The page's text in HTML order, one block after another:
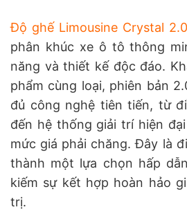
Độ ghế Limousine Crystal
phân khúc xe ô tô thông
năng và thiết kế độc đáo.
phẩm cùng loại, phiên bản
đủ công nghệ tiên tiến, từ
đến hệ thống giải trí hiện
mức giá phải chăng. Đây là
thành một lựa chọn hấp
kiếm sự kết hợp hoàn hảo
trị.